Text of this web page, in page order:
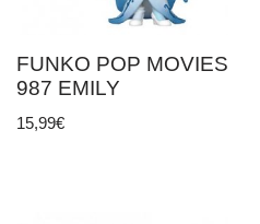
FUNKO POP MOVIES
987 EMILY
15,99€